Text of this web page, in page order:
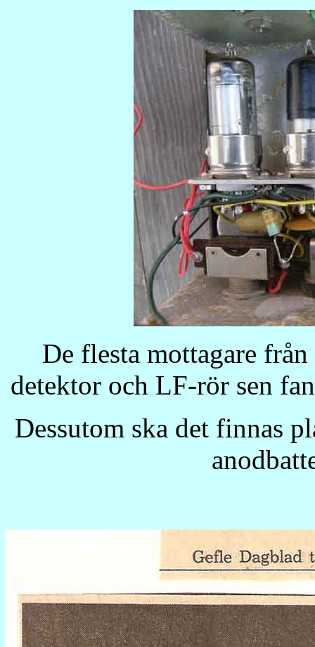
De flesta mottagare
detektor och LF-rör sen
Dessutom ska det finnas